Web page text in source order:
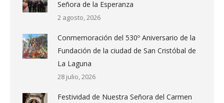
Señora de la Esperanza
2 agosto, 2026
Conmemoración del 530º Aniversario de la
Fundación de la ciudad de San Cristóbal de
La Laguna
28 julio, 2026
Festividad de Nuestra Señora del Carmen